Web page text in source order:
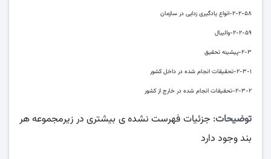
۲-۲-۵۸-انواع یادگیری زدایی در سازمان
۲-۲-۵۹-والیبال
۲-۳-پیشینه تحقیق
۲-۳-۱-تحقیقات انجام شده در داخل کشور
۲-۳-۲-تحقیقات انجام شده در خارج از کشور
توضیحات: جزئیات فهرست نشده ی بیشتری در زیرمجموعه هر
بند وجود دارد